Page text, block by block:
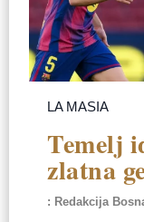
LA MASIA
Temelj
zlatna
Redakcija